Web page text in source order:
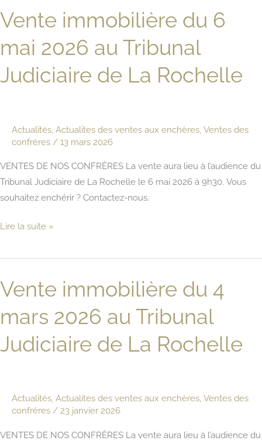
juin
au
Tribunal
Judiciaire
Rochelle
Vente immobilière du 6
mai 2026 au Tribunal
Judiciaire de La Rochelle
Actualités Actualites des ventes aux enchères Ventes des
confrères / 13 mars 2026
VENTES DE NOS CONFRÈRES La vente aura lieu à l’audience du
Tribunal Judiciaire de La Rochelle le 6 mai 2026 à 9h30. Vous
souhaitez enchérir ? Contactez-nous.
Vente
du
mai
au
Tribunal
Judiciaire
Rochelle
Lire la suite »
Vente immobilière du 4
mars 2026 au Tribunal
Judiciaire de La Rochelle
Actualités Actualites des ventes aux enchères Ventes des
confrères / 23 janvier 2026
VENTES DE NOS CONFRÈRES La vente aura lieu à l’audience du